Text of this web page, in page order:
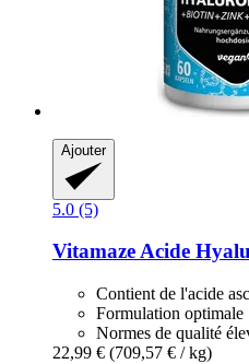
Ajouter
5.0 (5)
VitamazeAcide
Contient de l'acide
Formulation optimale
Normes de qualité
22,99 € (709,57 € / kg)